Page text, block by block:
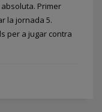
Primer
la jornada 5.
per a jugar contra